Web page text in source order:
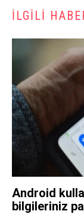
İLGILI
Android
bilgileriniz